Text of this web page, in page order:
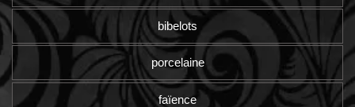
bibelots
porcelaine
faïence